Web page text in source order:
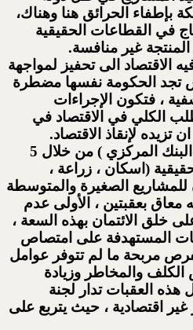
بإطفاء الحرائق هنا وهناك،
في القطاعات الحقيقية
غير منافسة.
الاقتصاد الى تحفيز لمواجهة
تجد الحكومة نفسها مضطرة
، فتكون الإجراءات
الكلي في الاقتصاد في
تزيده لإنقاذ الاقتصاد.
6. التحفيز المالي (مبادرة البنك المركزي ) من خلال 5
(اسكان ، زراعة ،
1.5 ترليون للمشاريع الصغيرة والمتوسطة
معاق بعقبتين ، الأولى عدم
خلق الائتمان بهذه السعة ،
المستهدفة على امتصاص
مربحة ما لم تتوفر عوامل
والمخاطر وزيادة
العقبات تدار لجنة
غير اقتصادية ، حيث يتربع على